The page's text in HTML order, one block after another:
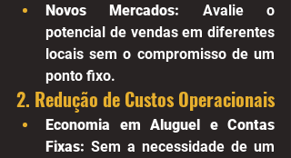
Novos Mercados: Avalie o
potencial de vendas em diferentes
locais sem o compromisso de um
ponto fixo.
2. Redução de Custos Operacionais
Economia em Aluguel e Contas
Fixas: Sem a necessidade de um